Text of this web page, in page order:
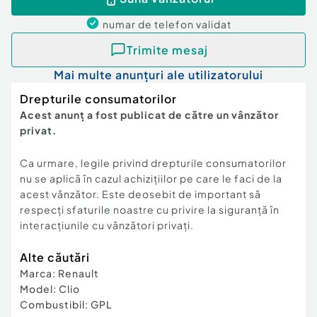
numar de telefon validat
Trimite mesaj
Mai multe anunțuri ale utilizatorului
Drepturile consumatorilor
Acest anunț a fost publicat de către un vânzător
privat.
Ca urmare, legile privind drepturile consumatorilor
nu se aplică în cazul achizițiilor pe care le faci de la
acest vânzător. Este deosebit de important să
respecți sfaturile noastre cu privire la siguranță în
interacțiunile cu vânzători privați.
Alte căutări
Marca: Renault
Model: Clio
Combustibil: GPL